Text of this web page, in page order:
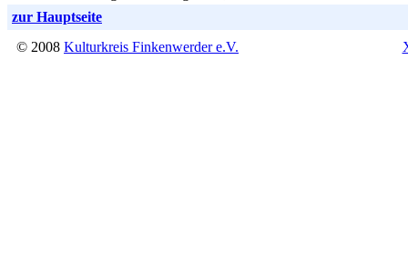
zur Hauptseite
© 2008 Kulturkreis Finkenwerder e.V.